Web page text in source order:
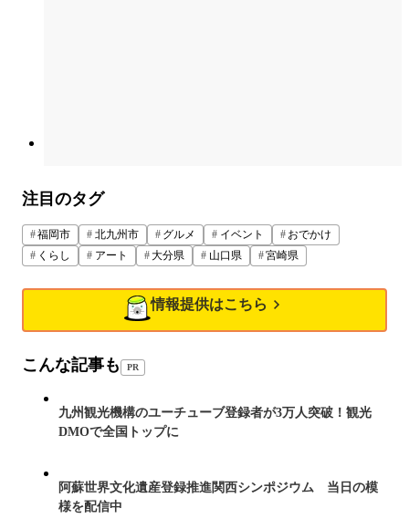
注目のタグ
福岡市 北九州市 グルメ イベント
おでかけ
くらし
アート 大分県 山口県 宮崎県
情報提供はこちら
こんな記事も PR
九州観光機構のユーチューブ登録者が3万人突破！観光
DMOで全国トップに
阿蘇世界文化遺産登録推進関西シンポジウム 当日の模
様を配信中